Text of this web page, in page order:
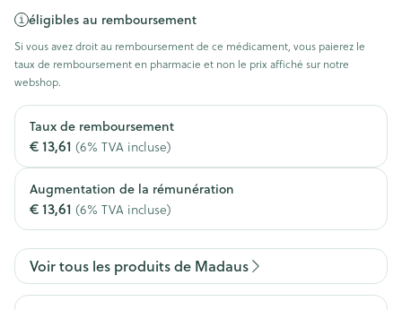
éligibles au remboursement
Si vous avez droit au remboursement de ce médicament, vous paierez le
taux de remboursement en pharmacie et non le prix affiché sur notre
webshop.
Taux de remboursement
€ 13,61 (6% TVA incluse)
Augmentation de la rémunération
€ 13,61 (6% TVA incluse)
Voir tous les produits de Madaus